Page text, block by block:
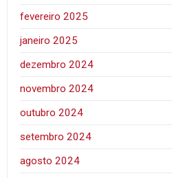
fevereiro 2025
janeiro 2025
dezembro 2024
novembro 2024
outubro 2024
setembro 2024
agosto 2024